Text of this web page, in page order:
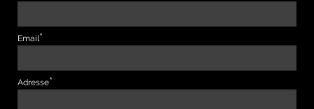
Email
Adresse